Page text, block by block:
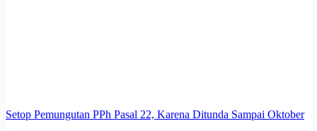
Setop Pemungutan PPh Pasal 22, Karena Ditunda Sampai Oktober